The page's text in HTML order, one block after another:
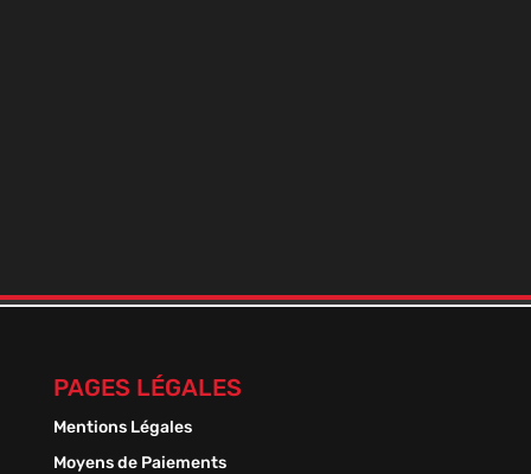
à
13,50 €
PAGES LÉGALES
Mentions Légales
Moyens de Paiements